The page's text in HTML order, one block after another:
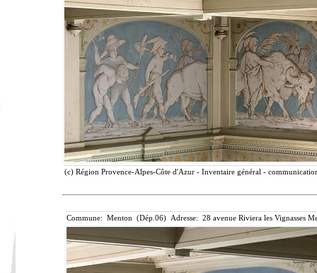
(c) Région Provence-Alpes-Côte d'Azur - Inventaire général -
Commune: Menton (Dép.06) Adresse: 28 avenue Riviera les Vignasses